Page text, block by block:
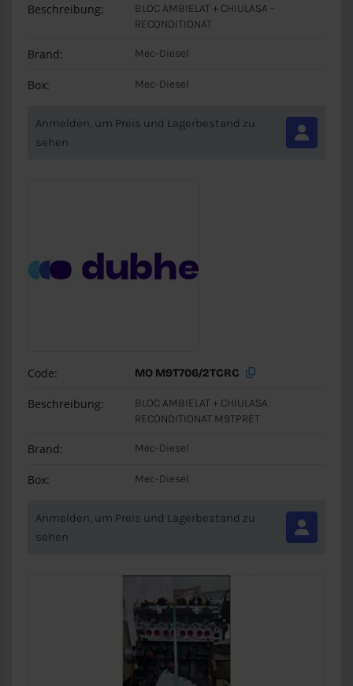
Beschreibung:
BLOC AMBIELAT + CHIULASA –
RECONDITIONAT
Brand: Mec-Diesel
Box: Mec-Diesel
Anmelden, um Preis und Lagerbestand zu
sehen
Code: MO M9T706/2TCRC
Beschreibung:
BLOC AMBIELAT + CHIULASA
RECONDITIONAT M9TPRET
Brand: Mec-Diesel
Box: Mec-Diesel
Anmelden, um Preis und Lagerbestand zu
sehen